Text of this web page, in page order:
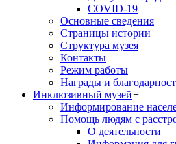
COVID-19
Основные сведения
Страницы истории
Структура музея
Контакты
Режим работы
Награды и
Инклюзивный музей+
Информирование
Помощь людям с
О деятельности